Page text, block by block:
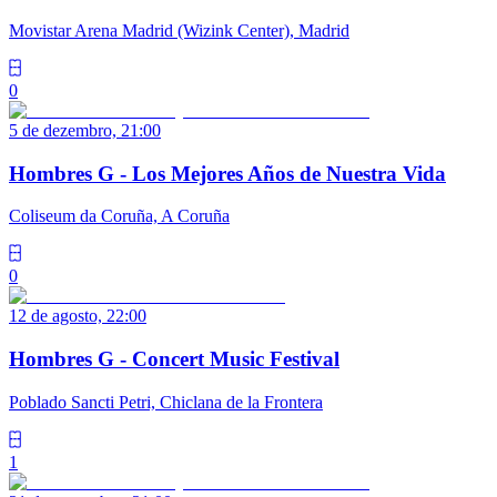
Movistar Arena Madrid (Wizink Center), Madrid
0
5 de dezembro, 21:00
Hombres G - Los Mejores Años de Nuestra Vida
Coliseum da Coruña, A Coruña
0
12 de agosto, 22:00
Hombres G - Concert Music Festival
Poblado Sancti Petri, Chiclana de la Frontera
1